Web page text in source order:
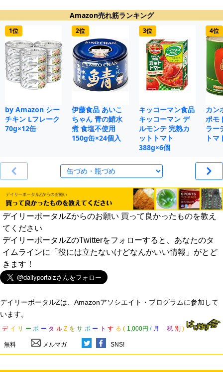
Amazon売れ筋ランキング
1位
by Amazon シー
チキン Lフレーク
70g×12缶
2位
伊藤食品 あいこ
ちゃん 青の鯖水
煮 食塩不使用
150g缶×24個入
3位
キッコーマン食品
キッコーマン デ
ルモンテ 完熟カ
ットトマト
388g×6個
4位
カン
ポモ
ラー
ト
デイリーポータルZからのお願い 買って良かったものを教え
てください
デイリーポータルZのTwitterをフォローすると、あなたのタ
イムラインに「役には立たないけどなんかいい情報」がとど
きます！
デイリーポータルZは、Amazonアソシエイト・プログラムに参加して
います。
デ イ リ ー ポ ー タ ル Z を サ ポ ー ト す る ( 1,000円 / 月 税 別 )
無料 メルマガ SNS!